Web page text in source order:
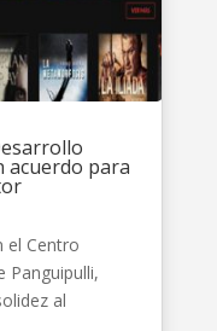
acuerdo para
el Centro
Panguipulli,
al